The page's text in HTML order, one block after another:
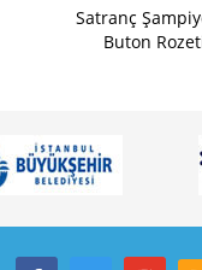
Satranç
Buton